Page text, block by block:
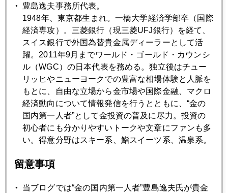
http://www.weekly-economist.com/
2015年
1月 2月 3月 4月 5月 6月
7月 8月 9月 10月 11月 12月
2015年02月27日
2015年02月26日
豊島逸夫事務所代表。
1948年、東京都生まれ。一橋大学経済学部卒（国際
経済専攻）。三菱銀行（現三菱UFJ銀行）を経て、
スイス銀行で外国為替貴金属ディーラーとして活
躍。2011年9月までワールド・ゴールド・カウンシ
ル（WGC）の日本代表を務める。独立後はチュー
リッヒやニューヨークでの豊富な相場体験と人脈を
もとに、自由な立場から金市場や国際金融、マクロ
経済動向について情報発信を行うとともに、“金の
国内第一人者”として金投資の普及に尽力。投資の
初心者にも分かりやすいトークや文章にファンも多
い。得意分野はスキー系、鮨スイーツ系、温泉系。
留意事項
当ブログでは“金の国内第一人者”豊島逸夫氏が貴金